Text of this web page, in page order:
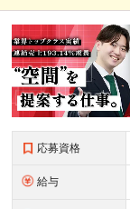
応募資格
給与